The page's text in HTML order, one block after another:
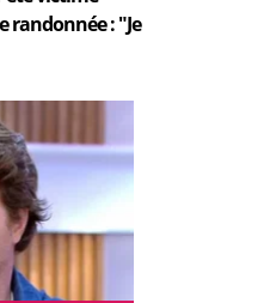
randonnée : "Je